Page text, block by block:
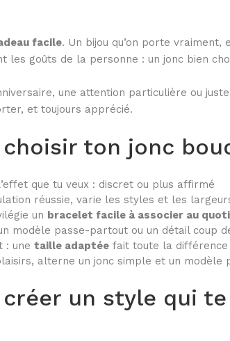
facile. Un bijou qu’on porte
les goûts de la personne : un jonc bien
une attention particulière ou
et toujours apprécié.
ton jonc
que tu veux : discret ou plus affirmé
réussie, varie les styles et les
un bracelet facile à associer au
modèle passe-partout ou un détail coup
: une taille adaptéefait toute la différence
alterne un jonc simple et un modèle
un style qui